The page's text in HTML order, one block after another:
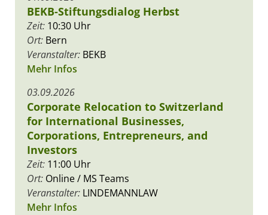
BEKB-Stiftungsdialog Herbst
Zeit: 10:30 Uhr
Ort: Bern
Veranstalter: BEKB
Mehr Infos
03.09.2026
Corporate Relocation to Switzerland
for International Businesses,
Corporations, Entrepreneurs, and
Investors
Zeit: 11:00 Uhr
Ort: Online / MS Teams
Veranstalter: LINDEMANNLAW
Mehr Infos